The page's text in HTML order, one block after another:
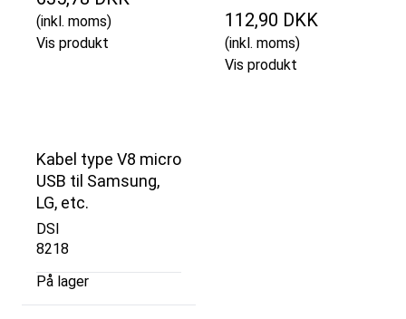
(inkl. moms)
Vis produkt
112,90 DKK
(inkl. moms)
Vis produkt
Kabel type V8 micro
USB til Samsung,
LG, etc.
DSI
8218
På lager